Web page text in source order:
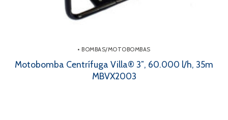
• BOMBAS/MOTOBOMBAS
Motobomba Centrífuga Villa® 3″, 60.000 l/h, 35m
MBVX2003